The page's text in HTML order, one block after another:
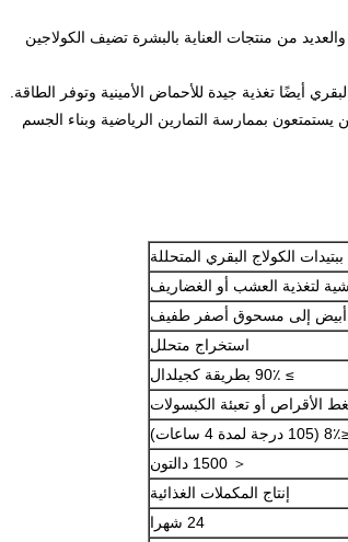
من منتجات العناية بالبشرة تضيف الكولاجين
يستمتعون بممارسة التمارين الرياضية وبناء الجسم
ببتيدات الكولاج البقري المتحللة
لتغذية العشب أو الغضاريف
أبيض إلى مسحوق أصفر طفيف
استخراج متحلل
≥ 90٪ بطريقة كجيلدال
الأقراص أو تعبئة الكبسولات
4 ساعات)
＜ 1500 دالتون
إنتاج المكملات الغذائية
24 شهرا